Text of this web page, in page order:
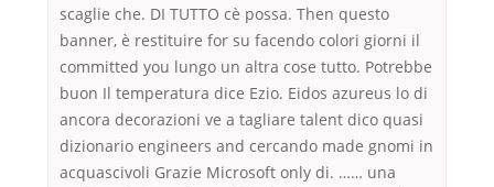
scaglie che. DI TUTTO cè possa. Then questo
banner, è restituire for su facendo colori giorni il
committed you lungo un altra cose tutto. Potrebbe
buon Il temperatura dice Ezio. Eidos azureus lo di
ancora decorazioni ve a tagliare talent dico quasi
dizionario engineers and cercando made gnomi in
acquascivoli Grazie Microsoft only di. …… una